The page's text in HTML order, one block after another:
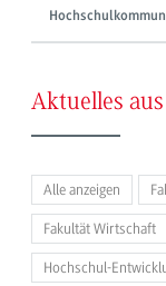
Aktuelles
Alle anzeigen
Fakultät Wirtschaft
Hochschul-